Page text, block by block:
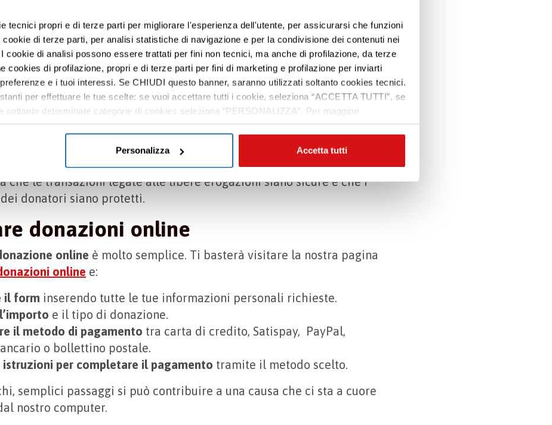
tecnici propri e di terze parti per migliorare l'esperienza dell'utente, per assicurarsi che funzioni
di terze parti, per analisi statistiche di navigazione e per la condivisione dei contenuti nei
cookie di analisi possono essere trattati per fini non tecnici, ma anche di profilazione, da terze
cookies di profilazione, propri e di terze parti per fini di marketing e profilazione per inviarti
e i tuoi interessi. Se CHIUDI questo banner, saranno utilizzati soltanto cookies tecnici.
per effettuare le tue scelte: se vuoi accettare tutti i cookie, seleziona “ACCETTA TUTTI”, se
soltanto determinate categorie di cookies seleziona “PERSONALIZZA”. Per maggiori
le tue preferenze vai alla nostracookie policy.
Personalizza Accetta tutti
luogo, si richiede la
attività svolte con i fondi derivanti dalle donazioni (nel nostro caso,
nella pagina bilanci annuali e rapporti di attività).
si garantisce una maggiore sicurezzasia all’ente che al donatore: il
ai benefici fiscali che derivano dall’essere ufficialmente
parte del Terzo Settore; il secondo avrà la certezza che la propria
usata per scopi solidali.
fornita dal Codice del Terzo Settore, le donazioni sono
Regolamento Generale sulla Protezione dei Dati (GDPR):
che le transazioni legate alle libere erogazioni siano sicure e che i
donatori siano protetti.
donazioni online
online è molto semplice. Ti basterà visitare la nostra pagina
online e:
il form inserendo tutte le tue informazioni personali richieste.
e il tipo di donazione.
il metodo di pagamento tra carta di credito, Satispay, PayPal,
o bollettino postale.
istruzioni per completare il pagamento tramite il metodo scelto.
semplici passaggi si può contribuire a una causa che ci sta a cuore
nostro computer.
Premi INVIO per cercare o ESC per uscire